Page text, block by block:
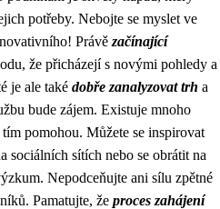
potřeby. Nebojte se myslet ve
Právě začínající
že přicházejí s novými pohledy a
je ale také dobře zanalyzovat trh a
bude zájem. Existuje mnoho
pomohou. Můžete se inspirovat
sociálních sítích nebo se obrátit na
Nepodceňujte ani sílu zpětné
Pamatujte, že proces zahájení